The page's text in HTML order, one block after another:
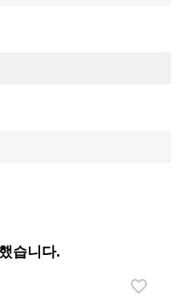
습니다.